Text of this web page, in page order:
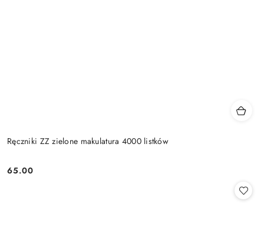
Ręczniki ZZ zielone makulatura 4000 listków
Cena:
65.00